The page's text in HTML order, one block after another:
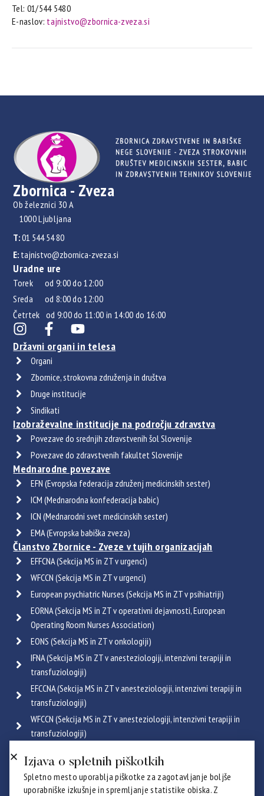
Tel: 01/544 5480
E-naslov: tajnistvo@zbornica-zveza.si
Zbornica - Zveza
Ob železnici 30 A
1000 Ljubljana
T:01 544 54 80
E: tajnistvo@zbornica-zveza.si
Uradne ure
Torek od 9:00 do 12:00
Sreda od 8:00 do 12:00
Četrtek od 9:00 do 11:00 in 14:00 do 16:00
Državni organi in telesa
Organi
Zbornice, strokovna združenja in društva
Druge institucije
Sindikati
Izobraževalne institucije na področju zdravstva
Povezave do srednjih zdravstvenih šol Slovenije
Povezave do zdravstvenih fakultet Slovenije
Mednarodne povezave
EFN (Evropska federacija združenj medicinskih sester)
ICM (Mednarodna konfederacija babic)
ICN (Mednarodni svet medicinskih sester)
EMA (Evropska babiška zveza)
Članstvo Zbornice - Zveze v tujih organizacijah
EFFCNA (Sekcija MS in ZT v urgenci)
WFCCN (Sekcija MS in ZT v urgenci)
European psychiatric Nurses (Sekcija MS in ZT v psihiatriji)
EORNA (Sekcija MS in ZT v operativni dejavnosti, European
Operating Room Nurses Association)
EONS (Sekcija MS in ZT v onkologiji)
IFNA (Sekcija MS in ZT v anesteziologiji, intenzivni terapiji in
transfuziologiji)
EFCCNA (Sekcija MS in ZT v anesteziologiji, intenzivni terapiji in
transfuziologiji)
WFCCN (Sekcija MS in ZT v anesteziologiji, intenzivni terapiji in
transfuziologiji)
ICRN (Sekcija MS in ZT v pulmologiji)
Poglej vse
Izjava o spletnih piškotkih
Spletno mesto uporablja piškotke za zagotavljanje boljše
uporabniške izkušnje in spremljanje statistike obiska. Z